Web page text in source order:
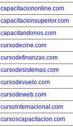
capacitaciononline.com
capacitacionsuperior.com
capacitandonos.com
cursodecine.com
cursodefinanzas.com
cursodesistemas.com
cursodevuelo.com
cursodeweb.com
cursointernacional.com
cursoscapacitacion.com